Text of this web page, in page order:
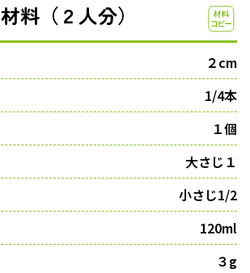
材料（２人分）
２cm
1/4本
１個
大さじ１
小さじ1/2
120ml
３g